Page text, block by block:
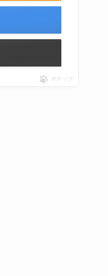
ポチップ